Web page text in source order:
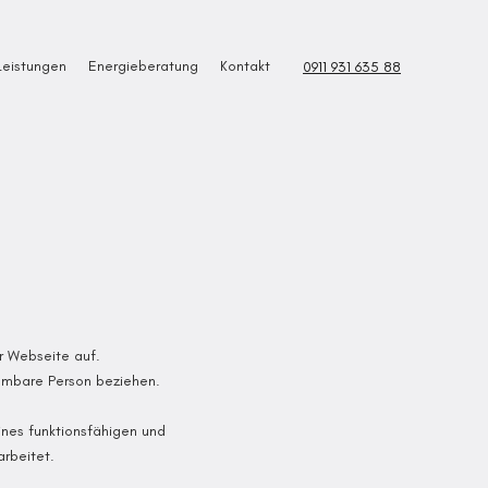
Energieberatung Kontakt 0911 931 635 88
Webseite auf.
Person beziehen.
funktionsfähigen und